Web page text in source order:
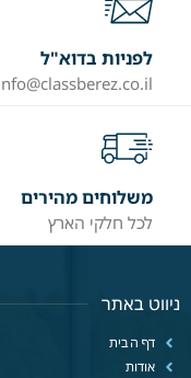
לפניות בדוא"ל
משלוחים מהירים
לכל חלקי הארץ
ניווט באתר
דף הבית
אודות